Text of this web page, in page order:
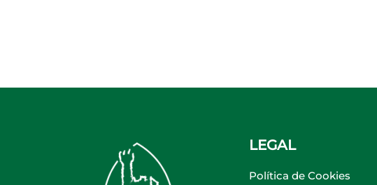
LEGAL
Política de Cookies